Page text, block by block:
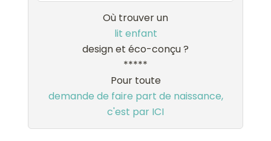
Où trouver un
lit enfant
design et éco-conçu ?
*****
Pour toute
demande de faire part de naissance,
c'est par ICI